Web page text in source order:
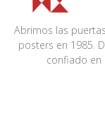
Abrimos las
posters en 1985.
confiado en